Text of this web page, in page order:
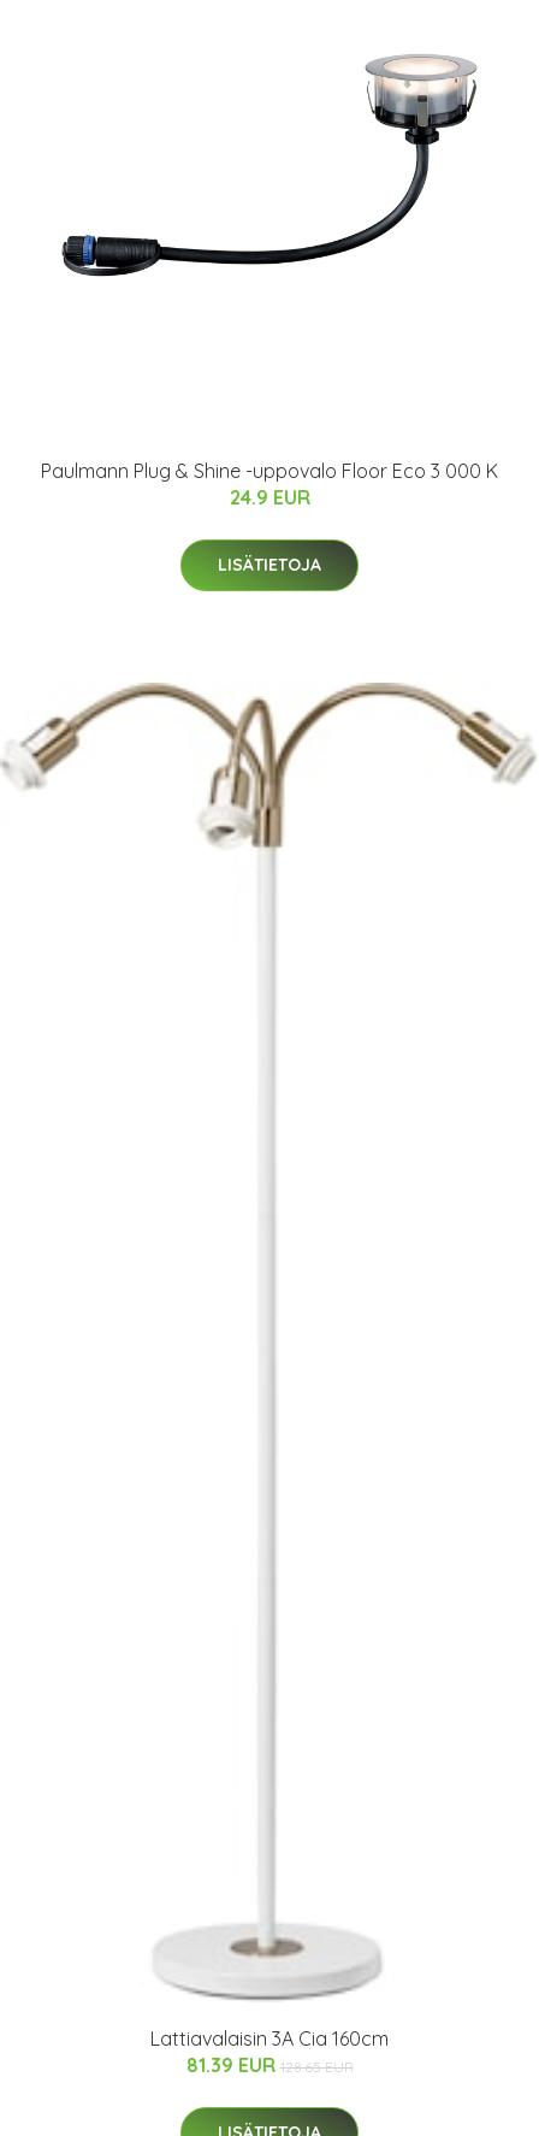
Paulmann Plug & Shine -uppovalo Floor Eco 3 000 K
24.9 EUR
LISÄTIETOJA
Lattiavalaisin 3A Cia 160cm
81.39 EUR 128.65 EUR